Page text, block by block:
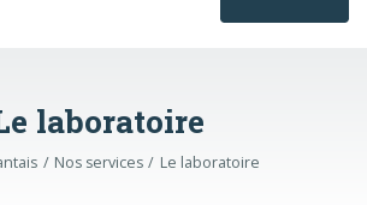
laboratoire
Nos services Le laboratoire